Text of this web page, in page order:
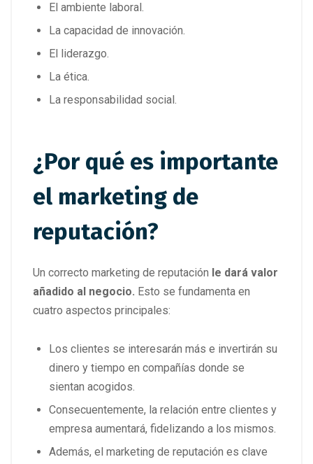
El ambiente laboral.
La capacidad de innovación.
El liderazgo.
La ética.
La responsabilidad social.
¿Por qué es importante
el marketing de
reputación?
Un correcto marketing de reputación le dará valor
añadido al negocio. Esto se fundamenta en
cuatro aspectos principales:
Los clientes se interesarán más e invertirán su
dinero y tiempo en compañías donde se
sientan acogidos.
Consecuentemente, la relación entre clientes y
empresa aumentará, fidelizando a los mismos.
Además, el marketing de reputación es clave